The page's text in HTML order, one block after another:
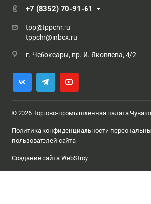
+7 (8352) 70-91-61
tpp@tppchr.ru
tppchr@inbox.ru
г. Чебоксары, пр. И. Яковлева, 4/2
© 2026 Торгово-промышленная палата
Политика конфиденциальности
пользователей сайта
Создание сайта WebStroy